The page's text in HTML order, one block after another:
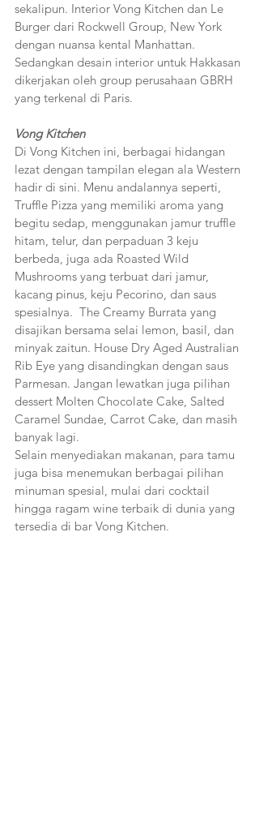
sekalipun. Interior Vong Kitchen dan Le
Burger dari Rockwell Group, New York
dengan nuansa kental Manhattan.
Sedangkan desain interior untuk Hakkasan
dikerjakan oleh group perusahaan GBRH
yang terkenal di Paris.
Vong Kitchen
Di Vong Kitchen ini, berbagai hidangan
lezat dengan tampilan elegan ala Western
hadir di sini. Menu andalannya seperti,
Truffle Pizza yang memiliki aroma yang
begitu sedap, menggunakan jamur truffle
hitam, telur, dan perpaduan 3 keju
berbeda, juga ada Roasted Wild
Mushrooms yang terbuat dari jamur,
kacang pinus, keju Pecorino, dan saus
spesialnya.  The Creamy Burrata yang
disajikan bersama selai lemon, basil, dan
minyak zaitun. House Dry Aged Australian
Rib Eye yang disandingkan dengan saus
Parmesan. Jangan lewatkan juga pilihan
dessert Molten Chocolate Cake, Salted
Caramel Sundae, Carrot Cake, dan masih
banyak lagi.
Selain menyediakan makanan, para tamu
juga bisa menemukan berbagai pilihan
minuman spesial, mulai dari cocktail
hingga ragam wine terbaik di dunia yang
tersedia di bar Vong Kitchen.